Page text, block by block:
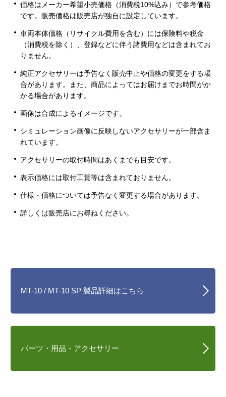
価格はメーカー希望小売価格（消費税10%込み）で参考価格
です。販売価格は販売店が独自に設定しています。
車両本体価格（リサイクル費用を含む）には保険料や税金
（消費税を除く）、登録などに伴う諸費用などは含まれてお
りません。
純正アクセサリーは予告なく販売中止や価格の変更をする場
合があります。また、商品によってはお届けまでお時間がか
かる場合があります。
画像は合成によるイメージです。
シミュレーション画像に反映しないアクセサリーが一部含ま
れています。
アクセサリーの取付時間はあくまでも目安です。
表示価格には取付工賃等は含まれておりません。
仕様・価格については予告なく変更する場合があります。
詳しくは販売店にお尋ねください。
MT-10 / MT-10 SP 製品詳細はこちら
パーツ・用品・アクセサリー